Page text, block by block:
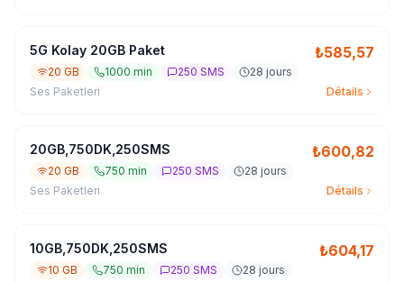
5G Kolay 20GB Paket ₺585,57
20 GB 1000 min 250 SMS
28 jours
Ses Paketleri
Détails
20GB,750DK,250SMS ₺600,82
20 GB 750 min 250 SMS
28 jours
Ses Paketleri
Détails
10GB,750DK,250SMS ₺604,17
10 GB 750 min 250 SMS
28 jours